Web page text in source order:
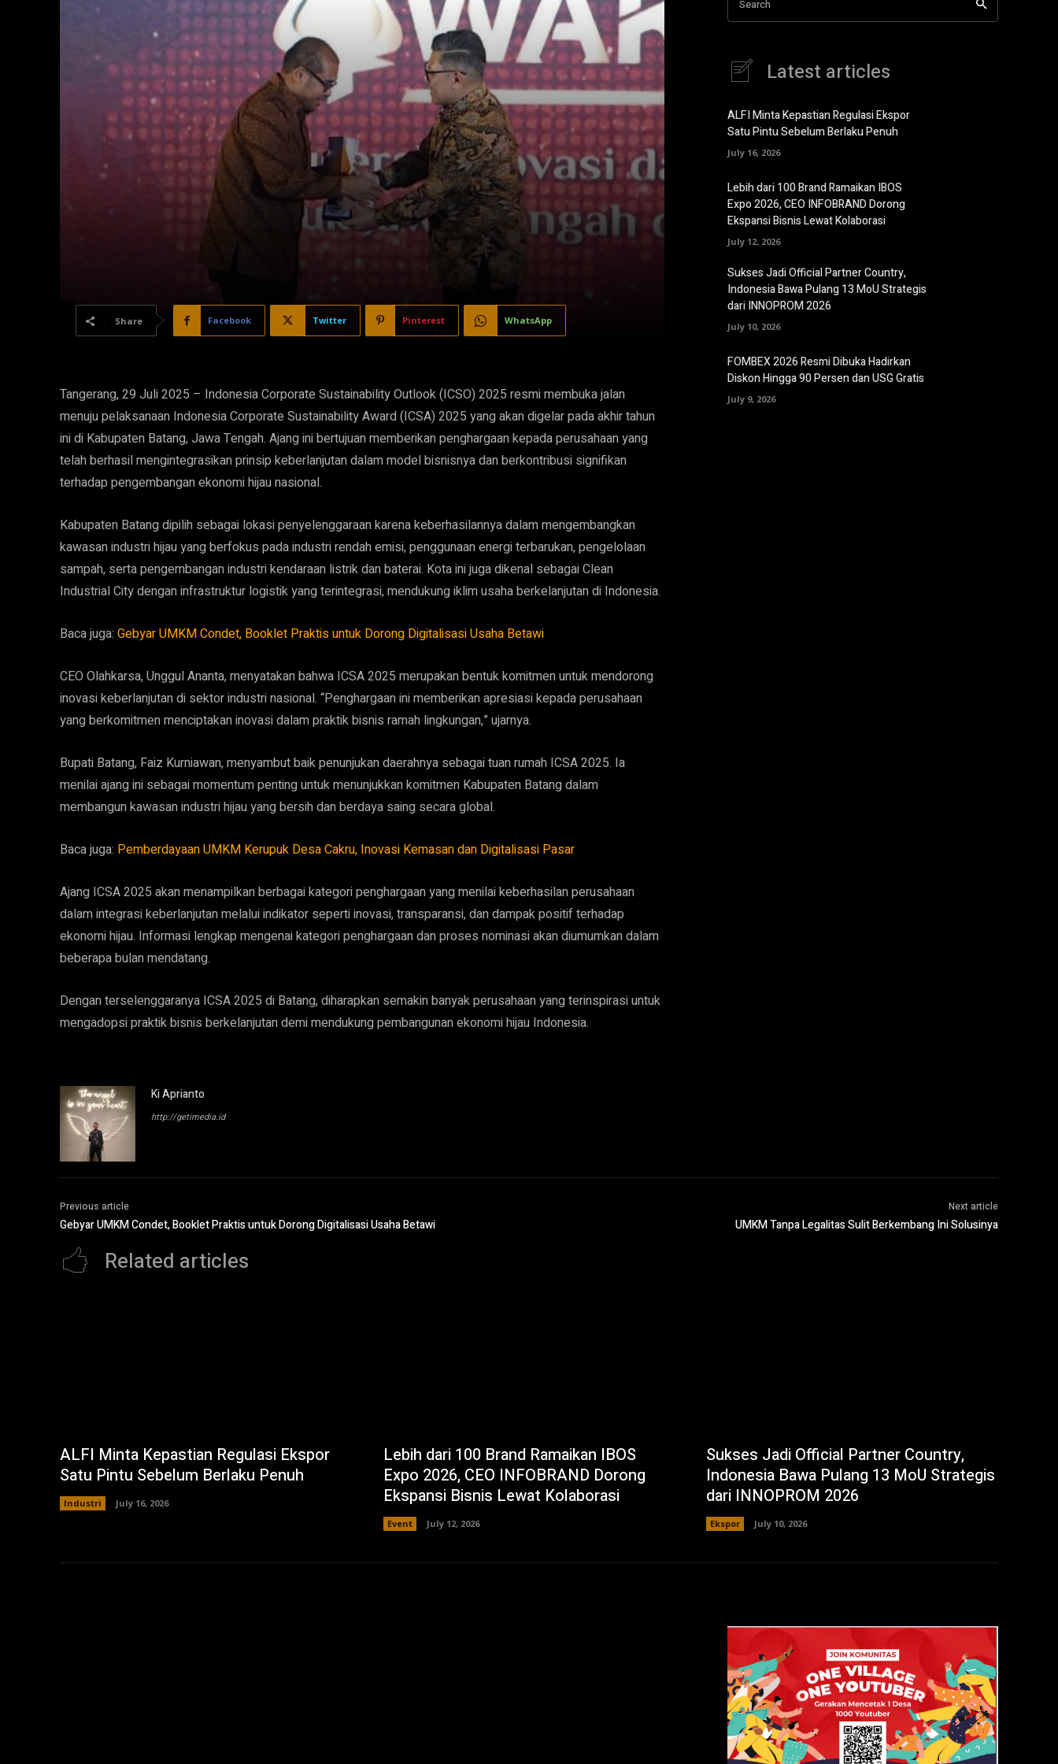
Share Facebook Twitter Pinterest WhatsApp
Tangerang, 29 Juli 2025 – Indonesia Corporate Sustainability Outlook (ICSO) 2025 resmi membuka jalan
menuju pelaksanaan Indonesia Corporate Sustainability Award (ICSA) 2025 yang akan digelar pada akhir tahun
ini di Kabupaten Batang, Jawa Tengah. Ajang ini bertujuan memberikan penghargaan kepada perusahaan yang
telah berhasil mengintegrasikan prinsip keberlanjutan dalam model bisnisnya dan berkontribusi signifikan
terhadap pengembangan ekonomi hijau nasional.
Kabupaten Batang dipilih sebagai lokasi penyelenggaraan karena keberhasilannya dalam mengembangkan
kawasan industri hijau yang berfokus pada industri rendah emisi, penggunaan energi terbarukan, pengelolaan
sampah, serta pengembangan industri kendaraan listrik dan baterai. Kota ini juga dikenal sebagai Clean
Industrial City dengan infrastruktur logistik yang terintegrasi, mendukung iklim usaha berkelanjutan di Indonesia.
Baca juga: Gebyar UMKM Condet, Booklet Praktis untuk Dorong Digitalisasi Usaha Betawi
CEO Olahkarsa, Unggul Ananta, menyatakan bahwa ICSA 2025 merupakan bentuk komitmen untuk mendorong
inovasi keberlanjutan di sektor industri nasional. “Penghargaan ini memberikan apresiasi kepada perusahaan
yang berkomitmen menciptakan inovasi dalam praktik bisnis ramah lingkungan,” ujarnya.
Bupati Batang, Faiz Kurniawan, menyambut baik penunjukan daerahnya sebagai tuan rumah ICSA 2025. Ia
menilai ajang ini sebagai momentum penting untuk menunjukkan komitmen Kabupaten Batang dalam
membangun kawasan industri hijau yang bersih dan berdaya saing secara global.
Baca juga: Pemberdayaan UMKM Kerupuk Desa Cakru, Inovasi Kemasan dan Digitalisasi Pasar
Ajang ICSA 2025 akan menampilkan berbagai kategori penghargaan yang menilai keberhasilan perusahaan
dalam integrasi keberlanjutan melalui indikator seperti inovasi, transparansi, dan dampak positif terhadap
ekonomi hijau. Informasi lengkap mengenai kategori penghargaan dan proses nominasi akan diumumkan dalam
beberapa bulan mendatang.
Dengan terselenggaranya ICSA 2025 di Batang, diharapkan semakin banyak perusahaan yang terinspirasi untuk
mengadopsi praktik bisnis berkelanjutan demi mendukung pembangunan ekonomi hijau Indonesia.
Ki Aprianto
http://getimedia.id
Search
Latest articles
ALFI Minta Kepastian Regulasi Ekspor
Satu Pintu Sebelum Berlaku Penuh
July 16, 2026
Lebih dari 100 Brand Ramaikan IBOS
Expo 2026, CEO INFOBRAND Dorong
Ekspansi Bisnis Lewat Kolaborasi
July 12, 2026
Sukses Jadi Official Partner Country,
Indonesia Bawa Pulang 13 MoU Strategis
dari INNOPROM 2026
July 10, 2026
FOMBEX 2026 Resmi Dibuka Hadirkan
Diskon Hingga 90 Persen dan USG Gratis
July 9, 2026
Previous article
Gebyar UMKM Condet, Booklet Praktis untuk Dorong Digitalisasi Usaha Betawi
Next article
UMKM Tanpa Legalitas Sulit Berkembang Ini Solusinya
Related articles
ALFI Minta Kepastian Regulasi Ekspor
Satu Pintu Sebelum Berlaku Penuh
Industri July 16, 2026
Lebih dari 100 Brand Ramaikan IBOS
Expo 2026, CEO INFOBRAND Dorong
Ekspansi Bisnis Lewat Kolaborasi
Event July 12, 2026
Sukses Jadi Official Partner Country,
Indonesia Bawa Pulang 13 MoU Strategis
dari INNOPROM 2026
Ekspor July 10, 2026